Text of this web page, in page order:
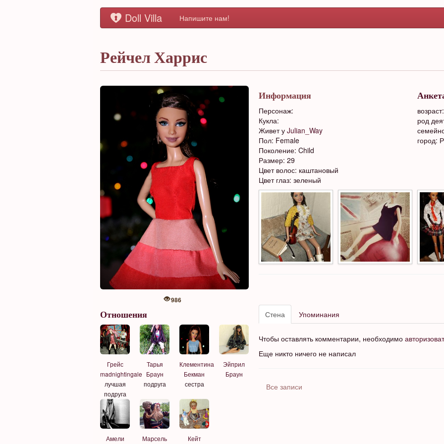
Doll Villa Напишите нам!
Рейчел Харрис
986
Информация
Персонаж:
Кукла:
Живет у Julian_Way
Пол: Female
Поколение: Child
Размер: 29
Цвет волос: каштановый
Цвет глаз: зеленый
род
город:
Отношения
Грейс
madnightingale
лучшая
подруга
Тарья
Браун
подруга
Клементина
Бекман
сестра
Эйприл
Браун
Амели
Марсель
Кейт
Стена Упоминания
Чтобы оставлять комментарии, необходимо
Еще никто ничего не написал
Все записи